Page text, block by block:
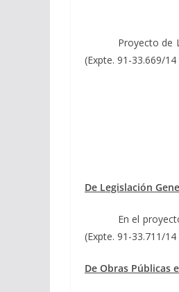
Proyecto de
(Expte. 91-33.669/
De Legislación
En el
(Expte. 91-33.711/
De Obras Públicas